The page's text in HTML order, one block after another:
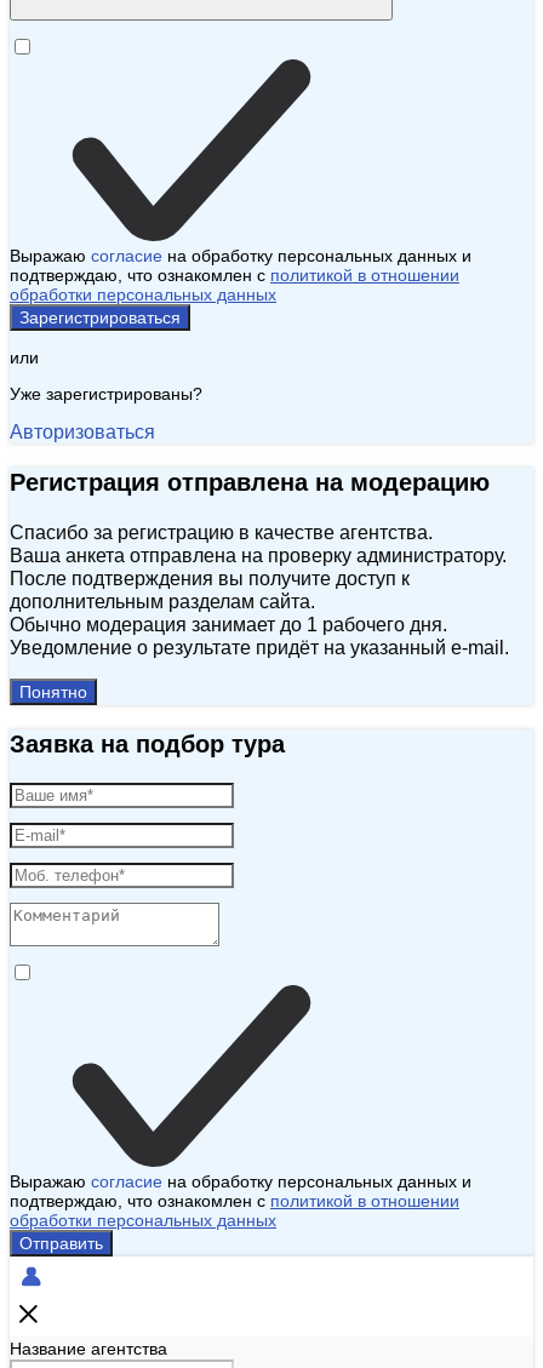
Выражаю согласие на обработку персональных данных и
подтверждаю, что ознакомлен с политикой в отношении
обработки персональных данных
Зарегистрироваться
или
Уже зарегистрированы?
Авторизоваться
Регистрация отправлена на модерацию
Спасибо за регистрацию в качестве агентства.
Ваша анкета отправлена на проверку администратору.
После подтверждения вы получите доступ к
дополнительным разделам сайта.
Обычно модерация занимает до 1 рабочего дня.
Уведомление о результате придёт на указанный e‑mail.
Понятно
Заявка на подбор тура
Выражаю согласие на обработку персональных данных и
подтверждаю, что ознакомлен с политикой в отношении
обработки персональных данных
Отправить
Название агентства